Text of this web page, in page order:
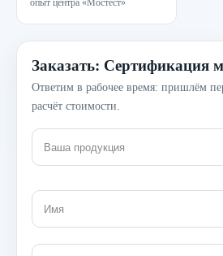
опыт центра «Мостест»
Заказать: Сертификация
Ответим в рабочее время: пришлём
расчёт стоимости.